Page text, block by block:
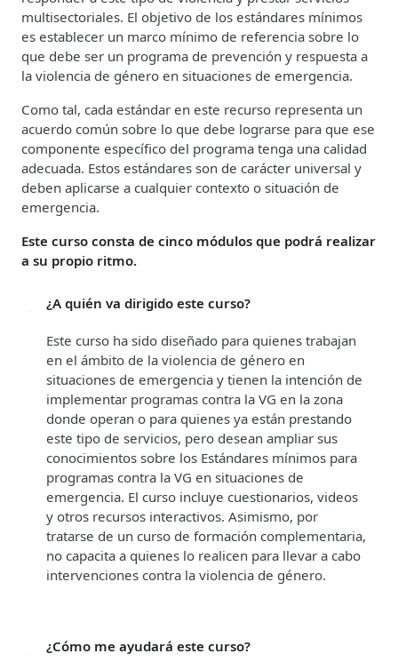
multisectoriales. El objetivo de los estándares mínimos
es establecer un marco mínimo de referencia sobre lo
que debe ser un programa de prevención y respuesta a
la violencia de género en situaciones de emergencia.
Como tal, cada estándar en este recurso representa un
acuerdo común sobre lo que debe lograrse para que ese
componente específico del programa tenga una calidad
adecuada. Estos estándares son de carácter universal y
deben aplicarse a cualquier contexto o situación de
emergencia.
Este curso consta de cinco módulos que podrá realizar
a su propio ritmo.
¿A quién va dirigido este curso?
Este curso ha sido diseñado para quienes trabajan
en el ámbito de la violencia de género en
situaciones de emergencia y tienen la intención de
implementar programas contra la VG en la zona
donde operan o para quienes ya están prestando
este tipo de servicios, pero desean ampliar sus
conocimientos sobre los Estándares mínimos para
programas contra la VG en situaciones de
emergencia. El curso incluye cuestionarios, videos
y otros recursos interactivos. Asimismo, por
tratarse de un curso de formación complementaria,
no capacita a quienes lo realicen para llevar a cabo
intervenciones contra la violencia de género.
¿Cómo me ayudará este curso?